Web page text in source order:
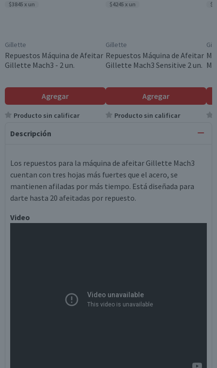
$3845 x un
Gillette
Repuestos Máquina de Afeitar
Gillette Mach3 - 2 un.
Agregar
Producto sin calificar
$4245 x un
Gillette
Repuestos Máquina de Afeitar
Gillette Mach3 Sensitive 2 un.
Agregar
Producto sin calificar
Descripción
Los repuestos para la máquina de afeitar Gillette Mach3
cuentan con tres hojas más fuertes que el acero, se
mantienen afiladas por más tiempo. Está diseñada para
darte hasta 20 afeitadas por repuesto.
Video